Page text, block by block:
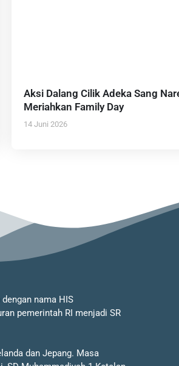
Aksi Dalang Cilik Adeka Sang
Meriahkan Family Day
14 Juni 2026
nama HIS
pemerintah RI menjadi SR
dan Jepang. Masa